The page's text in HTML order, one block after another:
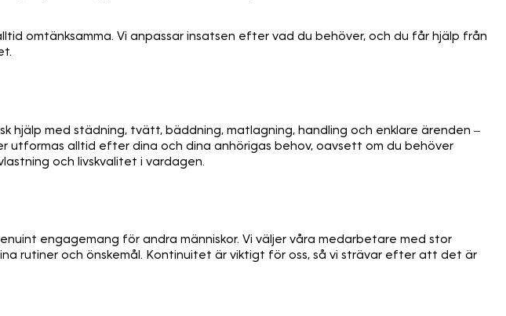
omtänksamma. Vi anpassar insatsen efter vad du behöver, och du får hjälp från
hjälp med städning, tvätt, bäddning, matlagning, handling och enklare ärenden –
utformas alltid efter dina och dina anhörigas behov, oavsett om du behöver
och livskvalitet i vardagen.
engagemang för andra människor. Vi väljer våra medarbetare med stor
rutiner och önskemål. Kontinuitet är viktigt för oss, så vi strävar efter att det är